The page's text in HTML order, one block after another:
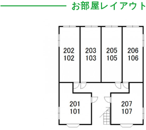
お部屋レイアウト